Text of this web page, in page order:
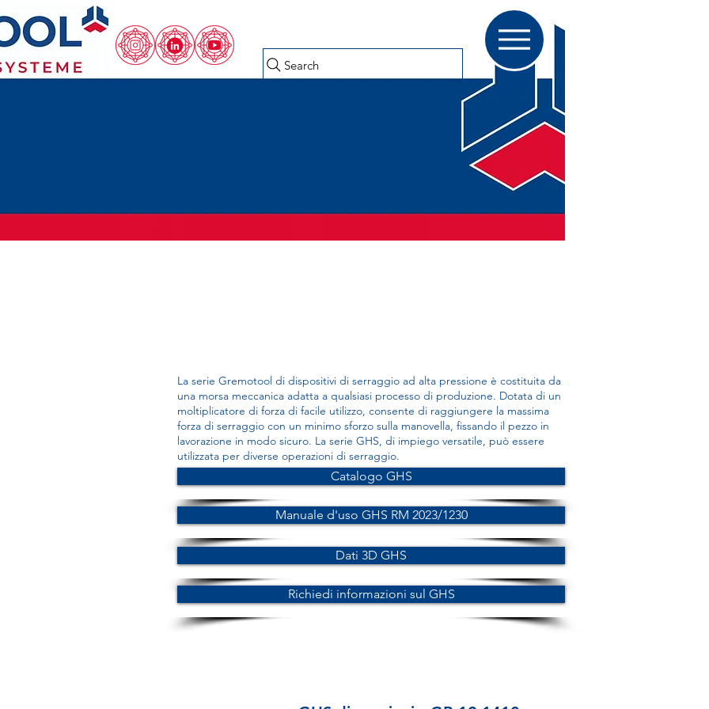
Search
La serie Gremotool di dispositivi di serraggio ad alta pressione è costituita da
una morsa meccanica adatta a qualsiasi processo di produzione. Dotata di un
moltiplicatore di forza di facile utilizzo, consente di raggiungere la massima
forza di serraggio con un minimo sforzo sulla manovella, fissando il pezzo in
lavorazione in modo sicuro. La serie GHS, di impiego versatile, può essere
utilizzata per diverse operazioni di serraggio.
Catalogo GHS
Manuale d'uso GHS RM 2023/1230
Dati 3D GHS
Richiedi informazioni sul GHS